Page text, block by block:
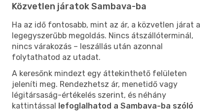
Közvetlen járatok Sambava-ba
Ha az idő fontosabb, mint az ár, a közvetlen járat a
legegyszerűbb megoldás. Nincs átszállóterminál,
nincs várakozás – leszállás után azonnal
folytathatod az utadat.
A keresőnk mindezt egy áttekinthető felületen
jeleníti meg. Rendezhetsz ár, menetidő vagy
légitársaság-értékelés szerint, és néhány
kattintással lefoglalhatod a Sambava-ba szóló